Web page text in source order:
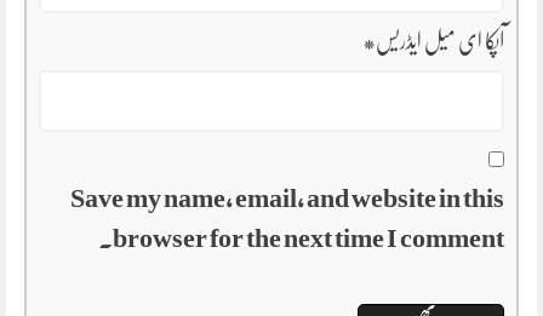
آپکا ای میل ایڈریس*
Save my name, email, and website in this
browser for the next time I comment.